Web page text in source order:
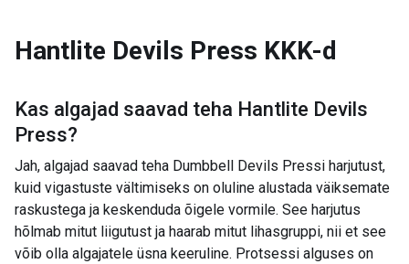
Hantlite Devils Press KKK-d
Kas algajad saavad teha Hantlite Devils
Press?
Jah, algajad saavad teha Dumbbell Devils Pressi harjutust,
kuid vigastuste vältimiseks on oluline alustada väiksemate
raskustega ja keskenduda õigele vormile. See harjutus
hõlmab mitut liigutust ja haarab mitut lihasgruppi, nii et see
võib olla algajatele üsna keeruline. Protsessi alguses on